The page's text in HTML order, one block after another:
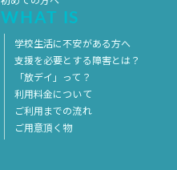
WHAT IS
学校生活に不安がある方へ
支援を必要とする障害とは？
「放デイ」って？
利用料金について
ご利用までの流れ
ご用意頂く物